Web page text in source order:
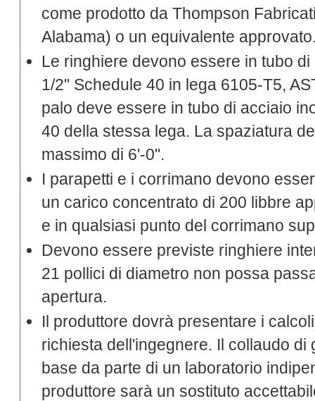
come prodotto da Thompson
Alabama) o un equivalente
Le ringhiere devono essere in tubo
1/2" Schedule 40 in lega 6105-T5,
palo deve essere in tubo di acciaio
40 della stessa lega. La spaziatura
massimo di 6'-0".
I parapetti e i corrimano devono
un carico concentrato di 200 libbre
e in qualsiasi punto del corrimano
Devono essere previste ringhiere
21 pollici di diametro non possa
apertura.
Il produttore dovrà presentare i
richiesta dell'ingegnere. Il collaudo di
base da parte di un laboratorio
produttore sarà un sostituto